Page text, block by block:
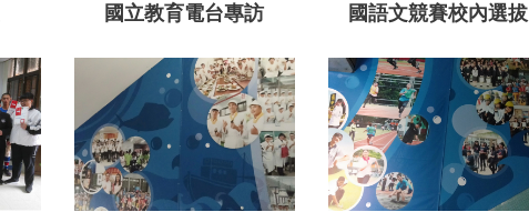
國立教育電台專訪 國語文競賽校內選拔